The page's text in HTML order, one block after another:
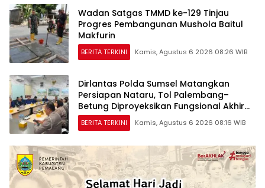
Wadan Satgas TMMD ke-129 Tinjau
Progres Pembangunan Mushola Baitul
Makfurin
BERITA TERKINI Kamis, Agustus 6 2026 08:26 WIB
Dirlantas Polda Sumsel Matangkan
Persiapan Nataru, Tol Palembang–
Betung Diproyeksikan Fungsional Akhir
2026
BERITA TERKINI Kamis, Agustus 6 2026 08:16 WIB